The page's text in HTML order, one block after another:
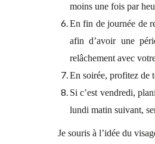
moins une fois par
En fin de journée de
afin d’avoir une
relâchement avec
En soirée, profitez de
Si c’est vendredi,
lundi matin suivant,
Je souris à l’idée du